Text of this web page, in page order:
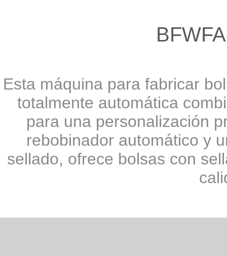
Esta máquina para fabricar
totalmente automática
para una personalización
rebobinador automático y
sellado, ofrece bolsas con